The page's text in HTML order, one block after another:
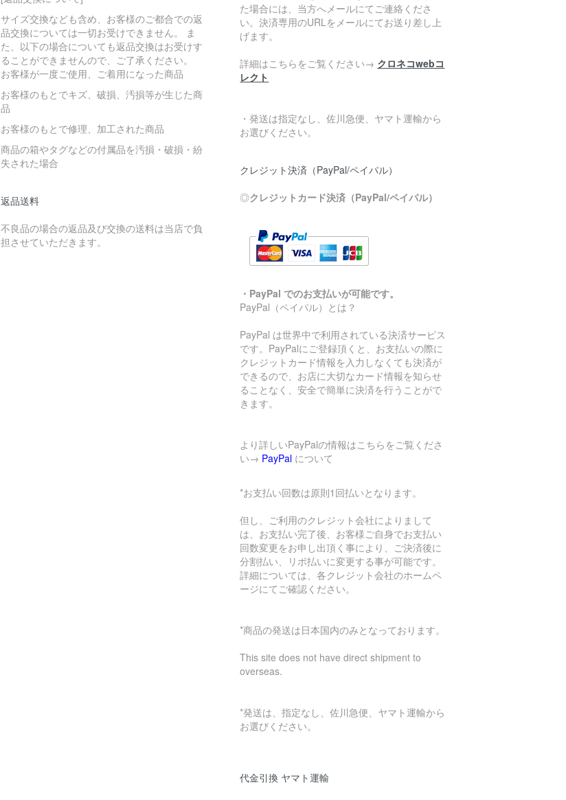
サイズ交換なども含め、お客様のご都合での返
品交換については一切お受けできません。 ま
た、以下の場合についても返品交換はお受けす
ることができませんので、ご了承ください。
お客様が一度ご使用、ご着用になった商品
お客様のもとでキズ、破損、汚損等が生じた商
品
お客様のもとで修理、加工された商品
商品の箱やタグなどの付属品を汚損・破損・紛
失された場合
返品送料
不良品の場合の返品及び交換の送料は当店で負
担させていただきます。
た場合には、当方へメールにてご連絡くださ
い。決済専用のURLをメールにてお送り差し上
げます。
詳細はこちらをご覧ください→ クロネコwebコ
レクト
・発送は指定なし、佐川急便、ヤマト運輸から
お選びください。
クレジット決済（PayPal/ペイパル）
◎クレジットカード決済（PayPal/ペイパル）
・PayPal でのお支払いが可能です。
PayPal（ペイパル）とは？
PayPal は世界中で利用されている決済サービス
です。PayPalにご登録頂くと、お支払いの際に
クレジットカード情報を入力しなくても決済が
できるので、お店に大切なカード情報を知らせ
ることなく、安全で簡単に決済を行うことがで
きます。
より詳しいPayPalの情報はこちらをご覧くださ
い→ PayPal について
*お支払い回数は原則1回払いとなります。
但し、ご利用のクレジット会社によりまして
は、お支払い完了後、お客様ご自身でお支払い
回数変更をお申し出頂く事により、ご決済後に
分割払い、リボ払いに変更する事が可能です。
詳細については、各クレジット会社のホームペ
ージにてご確認ください。
*商品の発送は日本国内のみとなっております。
This site does not have direct shipment to
overseas.
*発送は、指定なし、佐川急便、ヤマト運輸から
お選びください。
代金引換 ヤマト運輸